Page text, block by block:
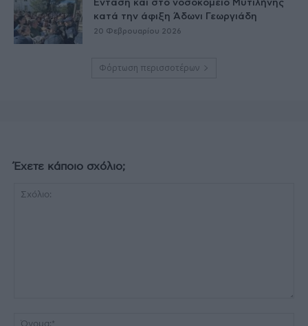
Ένταση και στο νοσοκομείο Μυτιλήνης
κατά την άφιξη Άδωνι Γεωργιάδη
20 Φεβρουαρίου 2026
Φόρτωση περισσοτέρων
Έχετε κάποιο σχόλιο;